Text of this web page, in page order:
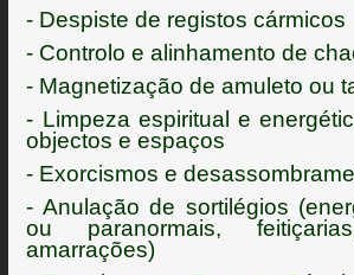
- Despiste de registos cármicos
- Controlo e alinhamento de
- Magnetização de amuleto ou
- Limpeza espiritual e
objectos e espaços
- Exorcismos e
- Anulação de sortilégios
ou paranormais,
amarrações)